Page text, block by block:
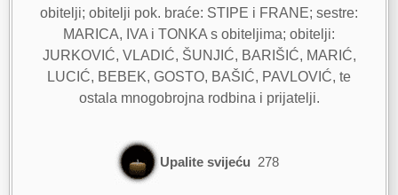
obitelji; obitelji pok. braće: STIPE i FRANE; sestre:
MARICA, IVA i TONKA s obiteljima; obitelji:
JURKOVIĆ, VLADIĆ, ŠUNJIĆ, BARIŠIĆ, MARIĆ,
LUCIĆ, BEBEK, GOSTO, BAŠIĆ, PAVLOVIĆ, te
ostala mnogobrojna rodbina i prijatelji.
Upalite svijeću 278